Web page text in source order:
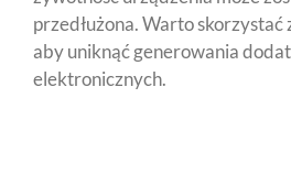
przedłużona. Warto skorzystać
aby uniknąć generowania
elektronicznych.